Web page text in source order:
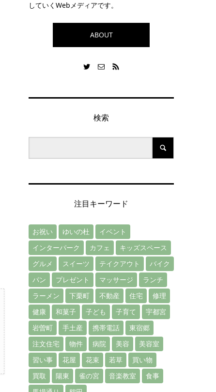
していくWebメディアです。
ABOUT
検索
注目キーワード
お祝い ゆいの杜
イベント
インターパーク
カフェ
キッズスペース
グルメ
スイーツ テイクアウト
バイク
パン
プレゼント マッサージ
ランチ
ラーメン
下栗町 不動産 住宅
修理
健康
和菓子 子ども 子育て
宇都宮
岩曽町
手土産 携帯電話
東宿郷
注文住宅
物件 病院 美容
美容室
習い事
花屋 花束 若草
買い物
買取
陽東 雀の宮 音楽教室
食事